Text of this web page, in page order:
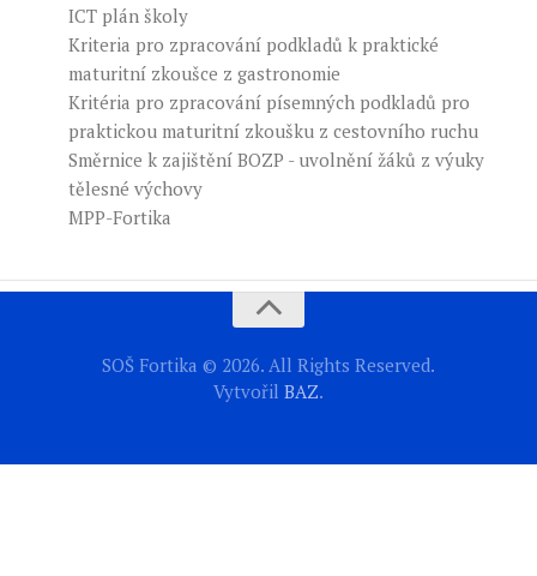
ICT plán školy
Kriteria pro zpracování podkladů k praktické
maturitní zkoušce z gastronomie
Kritéria pro zpracování písemných podkladů pro
praktickou maturitní zkoušku z cestovního ruchu
Směrnice k zajištění BOZP - uvolnění žáků z výuky
tělesné výchovy
MPP-Fortika
SOŠ Fortika © 2026. All Rights Reserved.
Vytvořil BAZ.